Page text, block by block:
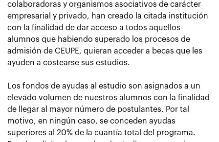
colaboradoras y organismos asociativos de carácter
empresarial y privado, han creado la citada institución
con la finalidad de dar acceso a todos aquellos
alumnos que habiendo superado los procesos de
admisión de CEUPE, quieran acceder a becas que les
ayuden a costearse sus estudios.
Los fondos de ayudas al estudio son asignados a un
elevado volumen de nuestros alumnos con la finalidad
de llegar al mayor número de postulantes. Por tal
motivo, en ningún caso, se conceden ayudas
superiores al 20% de la cuantía total del programa.